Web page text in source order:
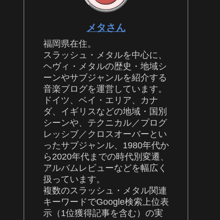
メタさん
福岡県在住。
スラッシュ・メタルを中心に、
ヘヴィ・メタルの歴史・地域シ
ーンやサブジャンルを紹介する
音楽ブログを運営しています。
ドイツ、ベイ・エリア、カナ
ダ、イギリスなどの地域・国別
シーンや、テクニカル／プログ
レッシブ／クロスオーバーとい
ったサブジャンル、1980年代か
ら2020年代までの時代別変遷、
アルバムレビューなどを幅広く
扱っています。
複数のスラッシュ・メタル関連
キーワードでGoogle検索上位表
示（1位獲得記事を含む）の実